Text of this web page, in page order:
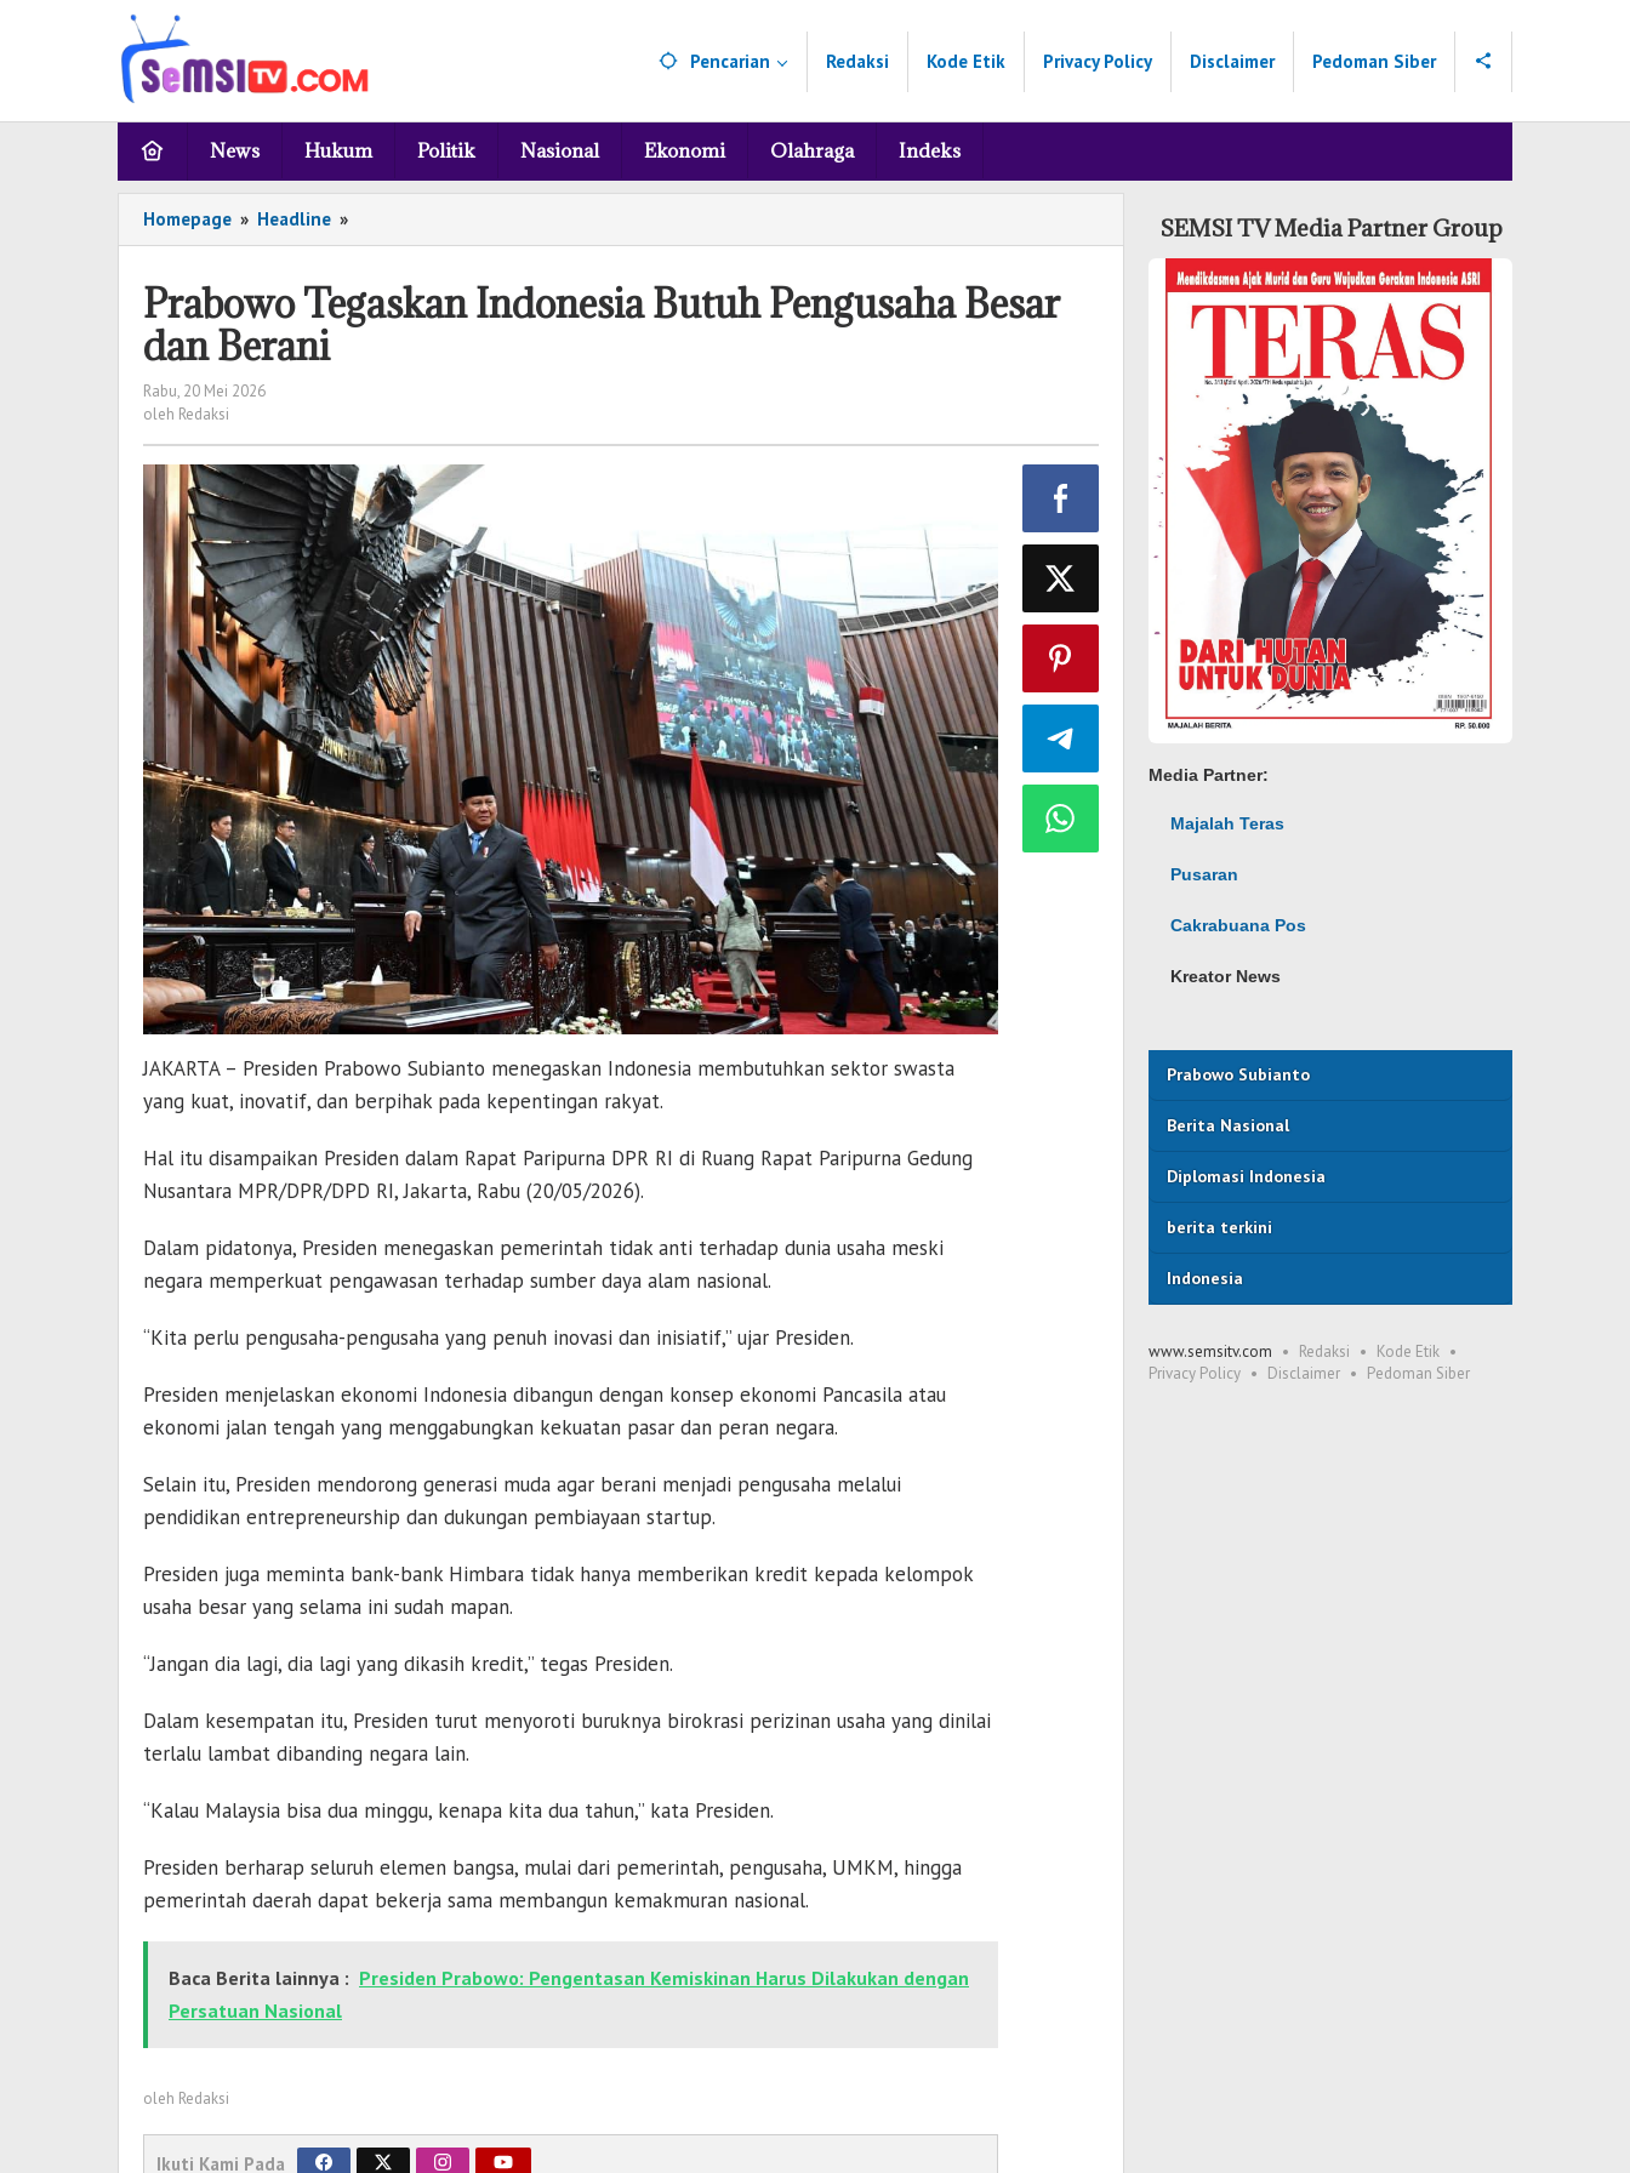
Pencarian Redaksi Kode Etik Privacy Policy Disclaimer Pedoman Siber
News Hukum Politik Nasional Ekonomi Olahraga Indeks
Homepage » Headline »
Tegaskan
Butuh
Pengusaha
Prabowo Tegaskan Indonesia Butuh Pengusaha Besar
dan Berani
Rabu, 20 Mei 2026
oleh Redaksi
JAKARTA – Presiden Prabowo Subianto menegaskan Indonesia membutuhkan sektor swasta
yang kuat, inovatif, dan berpihak pada kepentingan rakyat.
Hal itu disampaikan Presiden dalam Rapat Paripurna DPR RI di Ruang Rapat Paripurna Gedung
Nusantara MPR/DPR/DPD RI, Jakarta, Rabu (20/05/2026).
Dalam pidatonya, Presiden menegaskan pemerintah tidak anti terhadap dunia usaha meski
negara memperkuat pengawasan terhadap sumber daya alam nasional.
“Kita perlu pengusaha-pengusaha yang penuh inovasi dan inisiatif,” ujar Presiden.
Presiden menjelaskan ekonomi Indonesia dibangun dengan konsep ekonomi Pancasila atau
ekonomi jalan tengah yang menggabungkan kekuatan pasar dan peran negara.
Selain itu, Presiden mendorong generasi muda agar berani menjadi pengusaha melalui
pendidikan entrepreneurship dan dukungan pembiayaan startup.
Presiden juga meminta bank-bank Himbara tidak hanya memberikan kredit kepada kelompok
usaha besar yang selama ini sudah mapan.
“Jangan dia lagi, dia lagi yang dikasih kredit,” tegas Presiden.
Dalam kesempatan itu, Presiden turut menyoroti buruknya birokrasi perizinan usaha yang dinilai
terlalu lambat dibanding negara lain.
“Kalau Malaysia bisa dua minggu, kenapa kita dua tahun,” kata Presiden.
Presiden berharap seluruh elemen bangsa, mulai dari pemerintah, pengusaha, UMKM, hingga
pemerintah daerah dapat bekerja sama membangun kemakmuran nasional.
Baca Berita lainnya : Presiden Prabowo: Pengentasan Kemiskinan Harus Dilakukan dengan
Persatuan Nasional
oleh Redaksi
Ikuti Kami Pada
SEMSI TV Media Partner Group
Media Partner:
Majalah Teras
Pusaran
Cakrabuana Pos
Kreator News
Prabowo Subianto
Berita Nasional
Diplomasi Indonesia
berita terkini
Indonesia
www.semsitv.com Redaksi
Kode Etik
Privacy Policy
Disclaimer Pedoman Siber